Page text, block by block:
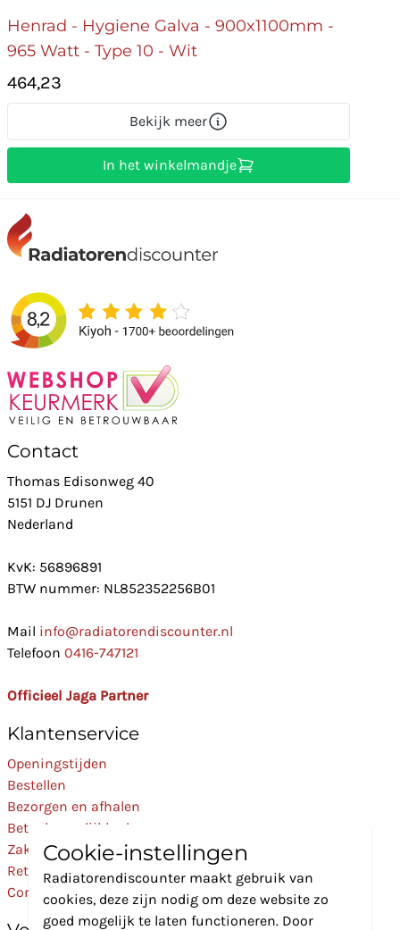
Henrad - Hygiene Galva - 900x1100mm -
965 Watt - Type 10 - Wit
464,23
Bekijk meer
In het winkelmandje
Contact
Thomas Edisonweg 40
5151 DJ Drunen
Nederland
KvK: 56896891
BTW nummer: NL852352256B01
Mail info@radiatorendiscounter.nl
Telefoon 0416-747121
Officieel Jaga Partner
Klantenservice
Openingstijden
Bestellen
Bezorgen en afhalen
Betaalmogelijkheden
Zakelijk
Retourneren
Contact
Cookie-instellingen
Radiatorendiscounter maakt gebruik van
cookies, deze zijn nodig om deze website zo
goed mogelijk te laten functioneren. Door